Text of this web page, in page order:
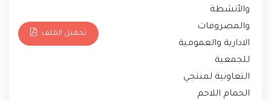
والأنشطة
والمصروفات
الادارية والعمومية
للجمعية
التعاونية لمنتجي
الحمام اللاحم
تحميل الملف